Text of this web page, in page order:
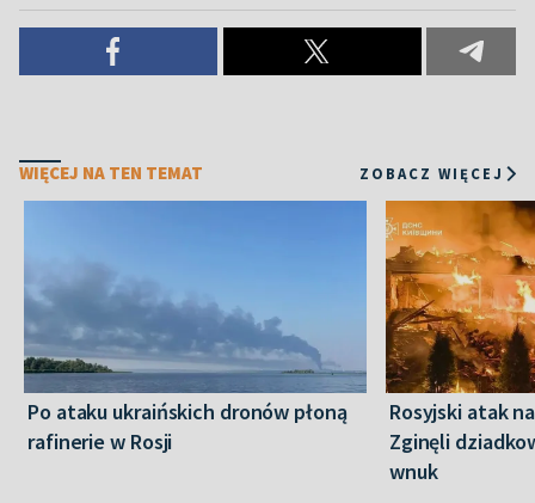
WIĘCEJ NA TEN TEMAT ZOBACZ WIĘCEJ
Po ataku ukraińskich dronów płoną
rafinerie w Rosji
Rosyjski atak
Zginęli
wnuk